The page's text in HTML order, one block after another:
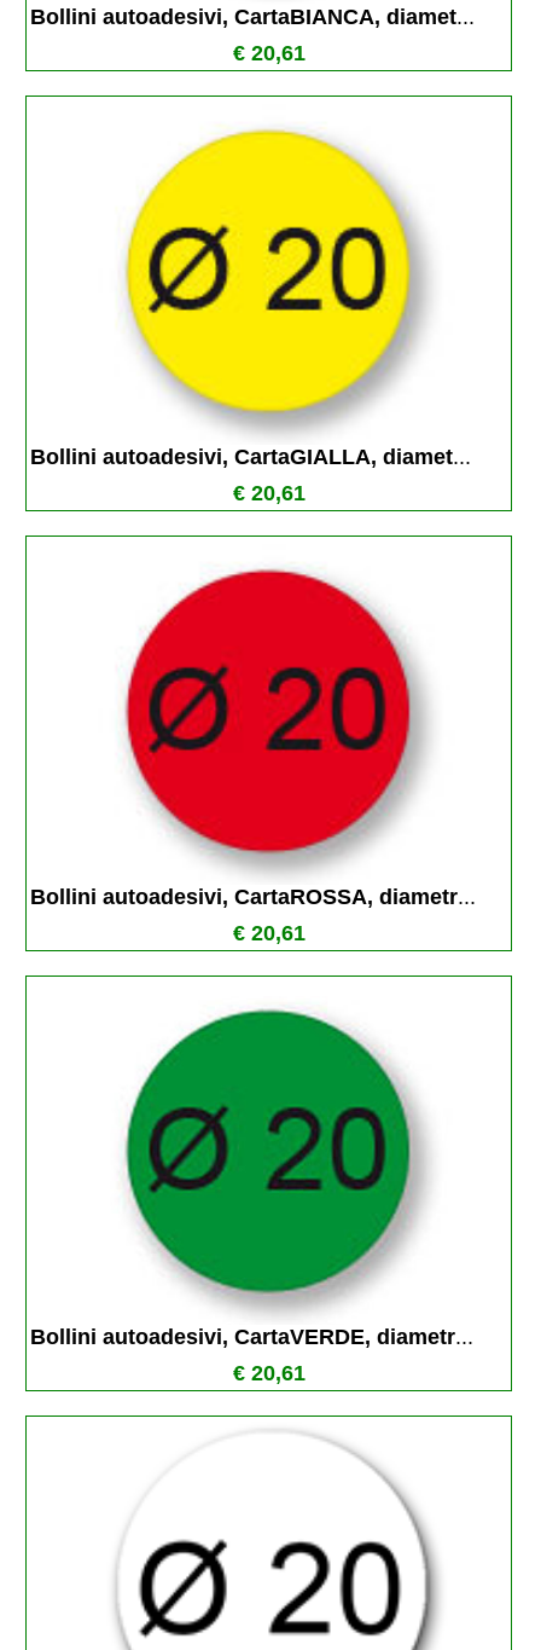
Bollini autoadesivi, CartaBIANCA, diamet...
€ 20,61
Bollini autoadesivi, CartaGIALLA, diamet...
€ 20,61
Bollini autoadesivi, CartaROSSA, diametr...
€ 20,61
Bollini autoadesivi, CartaVERDE, diametr...
€ 20,61